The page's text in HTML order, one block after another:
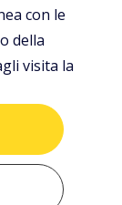
Milanese (MI)
con le
della
visita la